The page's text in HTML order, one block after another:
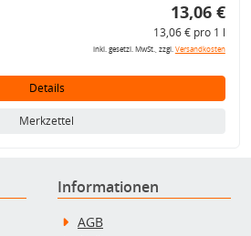
13,06 €
13,06 € pro 1 l
inkl. gesetzl. MwSt., zzgl.Versandkosten
Details
Merkzettel
Informationen
AGB